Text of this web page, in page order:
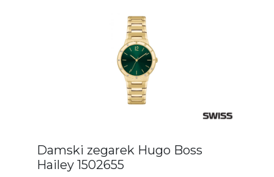
Damski zegarek Hugo Boss
Hailey 1502655